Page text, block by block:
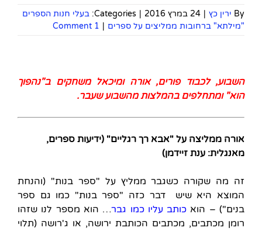
By ירין כץ | 24 במרץ 2016 |
Categories: בעלי חנות הספרים
"מילתא" ברחובות ממליצים על ספרים |
1 Comment
השבוע, לכבוד פורים, אורה ומיכאל משחקים ב"נהפוך
הוא" ומתחלפים בהמלצותמהשבוע שעבר.
אורה ממליצה על "אבא רך רגליים" (ידיעות ספרים,
מאנגלית: ענת זיידמן)
זה מה שקורה כשגבר ממליץ על "ספר בנות" (והנחת
המוצא היא שיש דבר כזה "ספר בנות" כמו גם ספר
בנים") – הוא כותב עליו כמו גבר… הוא מספר לנו שזהו
רומן מכתבים, מכתבים הכותבת ירושה, או ג'רושה (תלוי